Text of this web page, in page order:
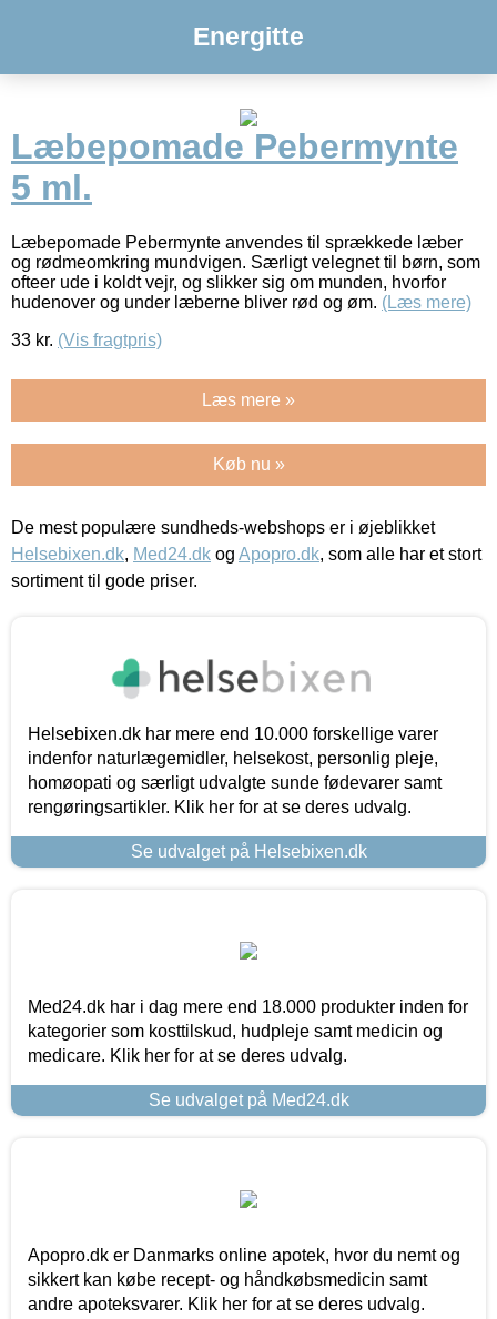
Energitte
Læbepomade Pebermynte
5 ml.
Læbepomade Pebermynte anvendes til sprækkede læber
og rødmeomkring mundvigen. Særligt velegnet til børn, som
ofteer ude i koldt vejr, og slikker sig om munden, hvorfor
hudenover og under læberne bliver rød og øm. (Læs mere)
33 kr. (Vis fragtpris)
Læs mere »
Køb nu »
De mest populære sundheds-webshops er i øjeblikket
Helsebixen.dk, Med24.dk og Apopro.dk, som alle har et stort
sortiment til gode priser.
Helsebixen.dk har mere end 10.000 forskellige varer
indenfor naturlægemidler, helsekost, personlig pleje,
homøopati og særligt udvalgte sunde fødevarer samt
rengøringsartikler. Klik her for at se deres udvalg.
Se udvalget på Helsebixen.dk
Med24.dk har i dag mere end 18.000 produkter inden for
kategorier som kosttilskud, hudpleje samt medicin og
medicare. Klik her for at se deres udvalg.
Se udvalget på Med24.dk
Apopro.dk er Danmarks online apotek, hvor du nemt og
sikkert kan købe recept- og håndkøbsmedicin samt
andre apoteksvarer. Klik her for at se deres udvalg.